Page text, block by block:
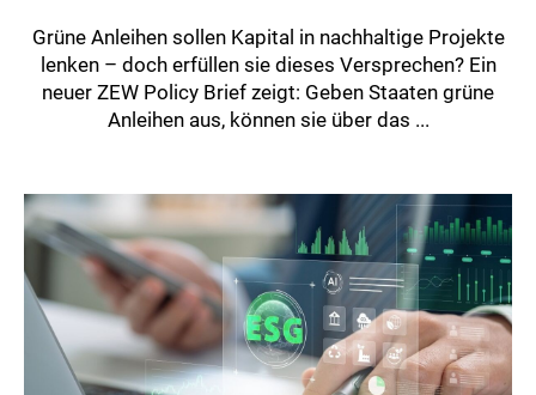
Grüne Anleihen sollen Kapital in nachhaltige Projekte
lenken – doch erfüllen sie dieses Versprechen? Ein
neuer ZEW Policy Brief zeigt: Geben Staaten grüne
Anleihen aus, können sie über das ...